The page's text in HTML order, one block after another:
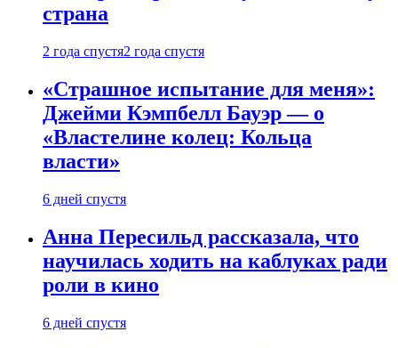
страна
2 года спустя2 года спустя
«Страшное испытание для меня»:
Джейми Кэмпбелл Бауэр — о
«Властелине колец: Кольца
власти»
6 дней спустя
Анна Пересильд рассказала, что
научилась ходить на каблуках ради
роли в кино
6 дней спустя